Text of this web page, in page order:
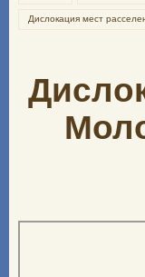
Дислокация мест